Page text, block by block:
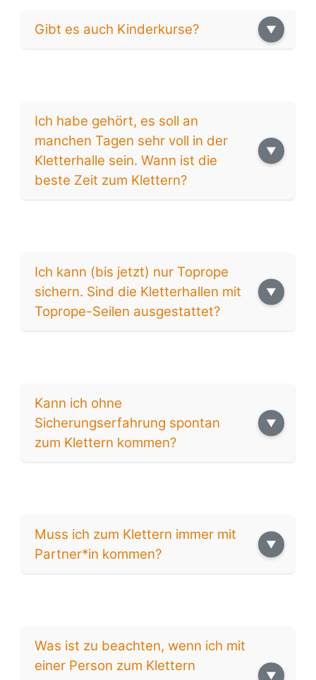
Gibt es auch Kinderkurse?
Ich habe gehört, es soll an
manchen Tagen sehr voll in der
Kletterhalle sein. Wann ist die
beste Zeit zum Klettern?
Ich kann (bis jetzt) nur Toprope
sichern. Sind die Kletterhallen mit
Toprope-Seilen ausgestattet?
Kann ich ohne
Sicherungserfahrung spontan
zum Klettern kommen?
Muss ich zum Klettern immer mit
Partner*in kommen?
Was ist zu beachten, wenn ich mit
einer Person zum Klettern